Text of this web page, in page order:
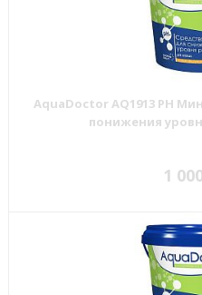
AquaDoctor AQ1913 PH
понижения
1